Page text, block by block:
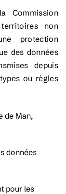
Commission
non
protection
des données
depuis
ou règles
de Man,
données
pour les